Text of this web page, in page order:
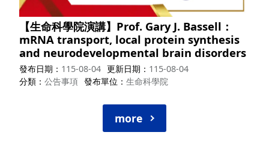
【生命科學院演講】Prof. Gary J. Bassell：
mRNA transport, local protein synthesis
and neurodevelopmental brain disorders
發布日期 115-08-04 更新日期
115-08-04
分類
公告事項 發布單位 生命科學院
more